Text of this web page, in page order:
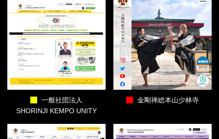
一般社団法人
SHORINJI KEMPO UNITY
金剛禅総本山少林寺